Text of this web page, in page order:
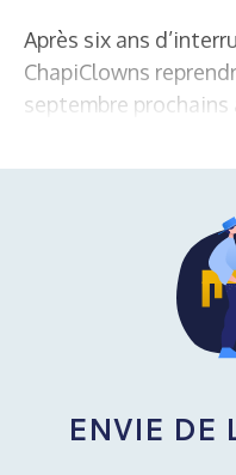
Après six ans
ChapiClowns
septembre prochains
ENVIE DE